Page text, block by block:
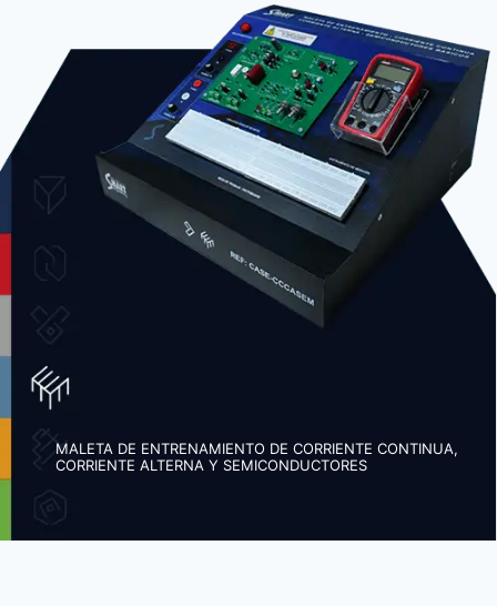
MALETA DE ENTRENAMIENTO DE CORRIENTE CONTINUA,
CORRIENTE ALTERNA Y SEMICONDUCTORES